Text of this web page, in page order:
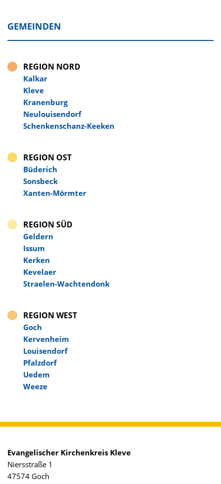
GEMEINDEN
REGION NORD
Navigation überspringen
Kalkar
Kleve
Kranenburg
Neulouisendorf
Schenkenschanz-Keeken
REGION OST
Navigation überspringen
Büderich
Sonsbeck
Xanten-Mörmter
REGION SÜD
Navigation überspringen
Geldern
Issum
Kerken
Kevelaer
Straelen-Wachtendonk
REGION WEST
Navigation überspringen
Goch
Kervenheim
Louisendorf
Pfalzdorf
Uedem
Weeze
Evangelischer Kirchenkreis Kleve
Niersstraße 1
47574 Goch